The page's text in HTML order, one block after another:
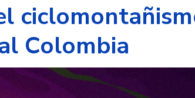
Colombia